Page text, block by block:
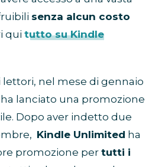
senza alcun costo
qui tutto su Kindle
nel mese di gennaio
ha lanciato una promozione
Dopo aver indetto due
Kindle Unlimited ha
promozione per tutti i